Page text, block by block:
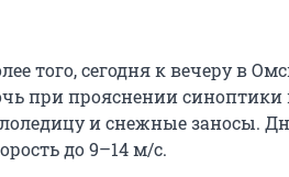
того, сегодня к вечеру в
при прояснении синоптики
и снежные заносы.
до 9–14 м/с.